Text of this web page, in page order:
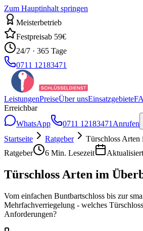
Zum Hauptinhalt springen
Meisterbetrieb
Festpreisab 59€
24/7 · 365 Tage
0711 12183471
LeistungenPreiseÜber unsEinsatzgebiete
Erreichbar
WhatsApp
0711 12183471 Anrufen
Startseite
Ratgeber
Türschloss
Ratgeber
6 Min. Lesezeit
Türschloss Arten im
Vom einfachen Buntbartschloss bis zur
Mehrfachverriegelung - welches
Anforderungen?